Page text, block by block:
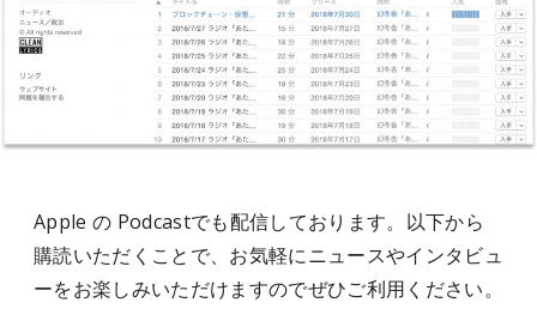
Apple の Podcastでも配信しております。以下から
購読いただくことで、お気軽にニュースやインタビュ
ーをお楽しみいただけますのでぜひご利用ください。